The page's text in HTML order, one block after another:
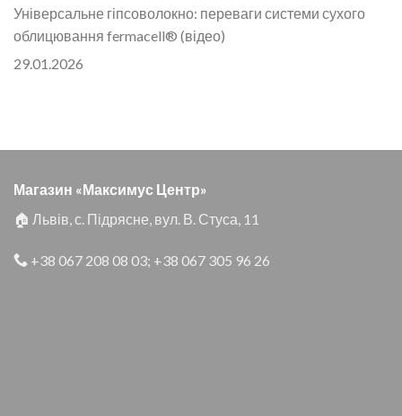
Універсальне гіпсоволокно: переваги системи сухого
облицювання fermacell® (відео)
29.01.2026
Магазин «Максимус Центр»
🏠 Львів, с. Підрясне, вул. В. Стуса, 11
+38 067 208 08 03; +38 067 305 96 26